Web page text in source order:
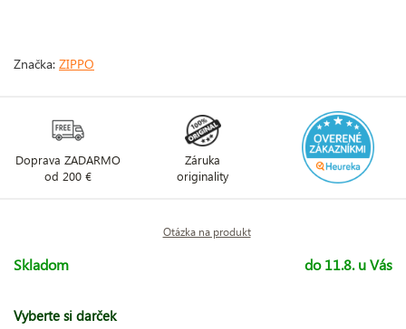
Značka: ZIPPO
Doprava ZADARMO
od 200 €
Záruka
originality
Otázka na produkt
Skladom do 11.8. u Vás
Vyberte si darček